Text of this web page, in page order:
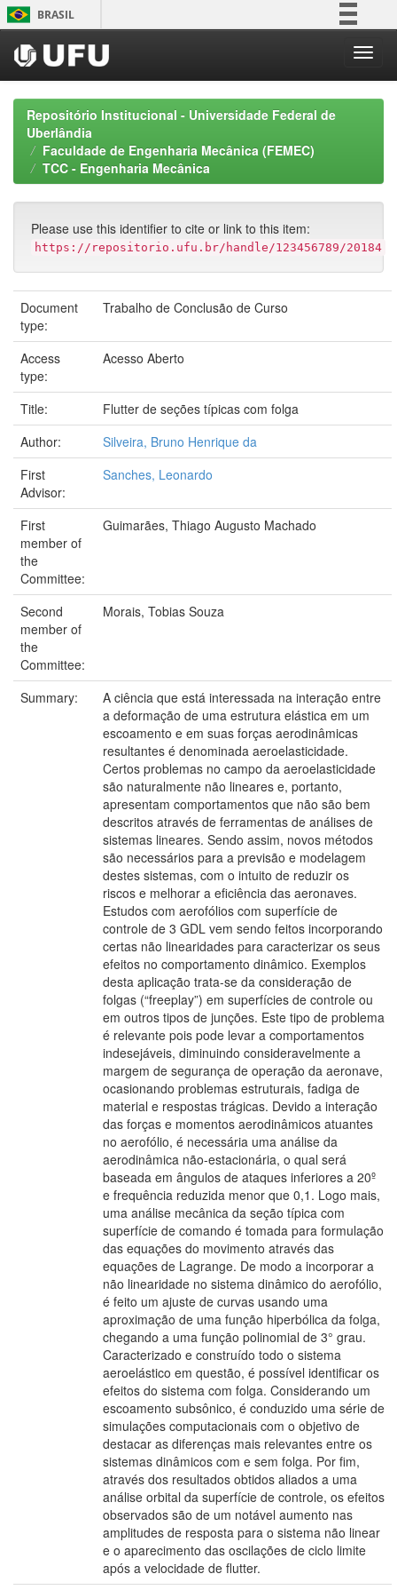
Skip
navigation
BRASIL
Participe
Acesso à informação
Legislação
Repositório Institucional - Universidade Federal de
Uberlândia
Faculdade de Engenharia Mecânica (FEMEC)
TCC - Engenharia Mecânica
Please use this identifier to cite or link to this item:
https://repositorio.ufu.br/handle/123456789/20184
Document
type:
Trabalho de Conclusão de Curso
Access
type:
Acesso Aberto
Title:
Flutter de seções típicas com folga
Author:
Silveira, Bruno Henrique da
First
Advisor:
Sanches, Leonardo
First
member of
the
Committee:
Guimarães, Thiago Augusto Machado
Second
member of
the
Committee:
Morais, Tobias Souza
Summary:
A ciência que está interessada na interação entre
a deformação de uma estrutura elástica em um
escoamento e em suas forças aerodinâmicas
resultantes é denominada aeroelasticidade.
Certos problemas no campo da aeroelasticidade
são naturalmente não lineares e, portanto,
apresentam comportamentos que não são bem
descritos através de ferramentas de análises de
sistemas lineares. Sendo assim, novos métodos
são necessários para a previsão e modelagem
destes sistemas, com o intuito de reduzir os
riscos e melhorar a eficiência das aeronaves.
Estudos com aerofólios com superfície de
controle de 3 GDL vem sendo feitos incorporando
certas não linearidades para caracterizar os seus
efeitos no comportamento dinâmico. Exemplos
desta aplicação trata-se da consideração de
folgas (“freeplay”) em superfícies de controle ou
em outros tipos de junções. Este tipo de problema
é relevante pois pode levar a comportamentos
indesejáveis, diminuindo consideravelmente a
margem de segurança de operação da aeronave,
ocasionando problemas estruturais, fadiga de
material e respostas trágicas. Devido a interação
das forças e momentos aerodinâmicos atuantes
no aerofólio, é necessária uma análise da
aerodinâmica não-estacionária, o qual será
baseada em ângulos de ataques inferiores a 20º
e frequência reduzida menor que 0,1. Logo mais,
uma análise mecânica da seção típica com
superfície de comando é tomada para formulação
das equações do movimento através das
equações de Lagrange. De modo a incorporar a
não linearidade no sistema dinâmico do aerofólio,
é feito um ajuste de curvas usando uma
aproximação de uma função hiperbólica da folga,
chegando a uma função polinomial de 3° grau.
Caracterizado e construído todo o sistema
aeroelástico em questão, é possível identificar os
efeitos do sistema com folga. Considerando um
escoamento subsônico, é conduzido uma série de
simulações computacionais com o objetivo de
destacar as diferenças mais relevantes entre os
sistemas dinâmicos com e sem folga. Por fim,
através dos resultados obtidos aliados a uma
análise orbital da superfície de controle, os efeitos
observados são de um notável aumento nas
amplitudes de resposta para o sistema não linear
e o aparecimento das oscilações de ciclo limite
após a velocidade de flutter.